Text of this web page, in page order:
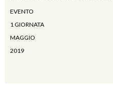
EVENTO
1 GIORNATA
MAGGIO
2019